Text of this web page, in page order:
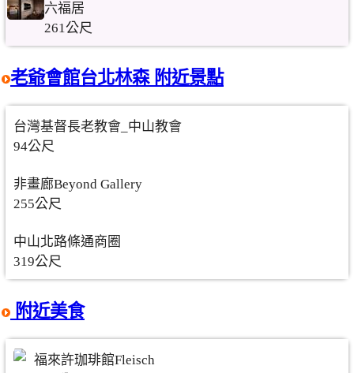
六福居
261公尺
老爺會館台北林森 附近景點
台灣基督長老教會_中山教會
94公尺
非畫廊Beyond Gallery
255公尺
中山北路條通商圈
319公尺
附近美食
福來許珈琲館Fleisch